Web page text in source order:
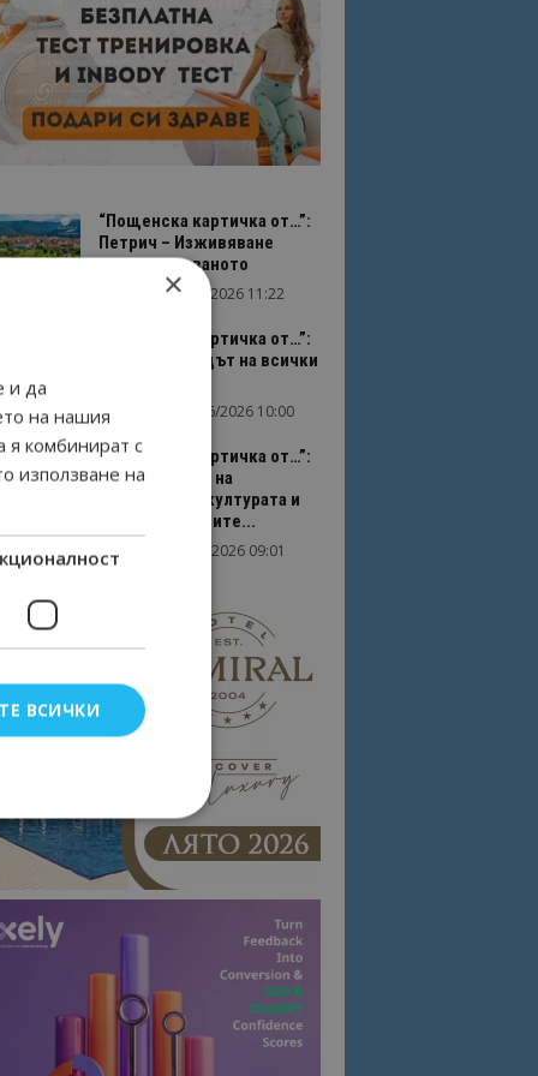
“Пощенска картичка от…”:
Петрич – Изживяване
отвъд очакваното
11/07/2026 11:22
“Пощенска картичка от…”:
Пловдив, градът на всички
Пловдив 23/06/2026 10:00
“Пощенска картичка от…”:
Перник – град на
традициите, културата и
вдъхновяващите...
17/06/2026 09:01
×
и да
на нашия
я комбинират с
използване на
ВСИЧКИ
влизане и
съгласието